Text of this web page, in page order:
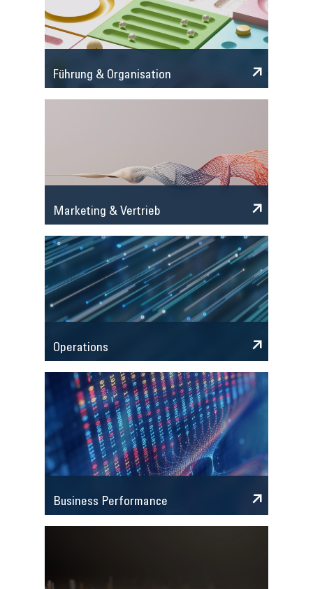
Führung & Organisation
Marketing & Vertrieb
Operations
Business Performance